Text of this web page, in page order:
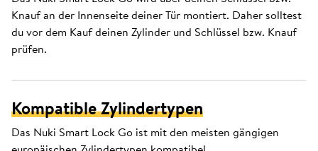
Knauf an der Innenseite deiner Tür montiert. Daher solltest
du vor dem Kauf deinen Zylinder und Schlüssel bzw. Knauf
prüfen.
Kompatible Zylindertypen
Das Nuki Smart Lock Go ist mit den meisten gängigen